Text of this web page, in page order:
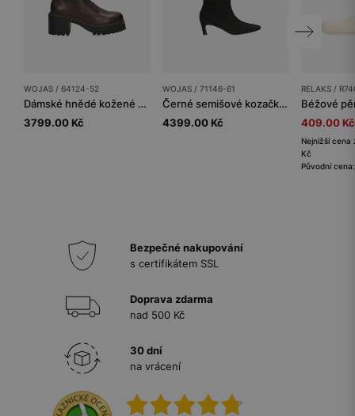
WOJAS / 64124-52
Dámské hnědé kožené kotníkové boty na stabilním podpatku
3799.00 Kč
WOJAS / 71146-61
Černé semišové kozačky na nízkém podpatku
4399.00 Kč
RELAKS /
409.00 Kč
Nejnižší cena
Kč
Původní
Bezpečné nakupování
s certifikátem SSL
Doprava zdarma
nad 500 Kč
30 dní
na vrácení